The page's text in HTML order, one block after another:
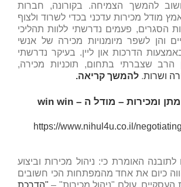
להמשך הצמיחה. בקורונה, חברות
מודל מכירות עדכני בכדי לשרוד ולצוף
הסגרים, פעמים נדרשתי ללוות תהליכי
והן לשפר מיומנויות מכירה של אנשי
הדרכות און ליין. בעיקר נדרשתי
הרב שצברתי בתחום, תוכניות מכירה,
ושרות. להמשך קריאה.
ומכירות – מודל ה – win win
https://www.nihul4u.co.il/
האומרת כי: ניהול מכירות וביצוע
כיום את אחד מהמפתחות הכי חשובים
עולם "ניהול מכירות" – "הדרכת